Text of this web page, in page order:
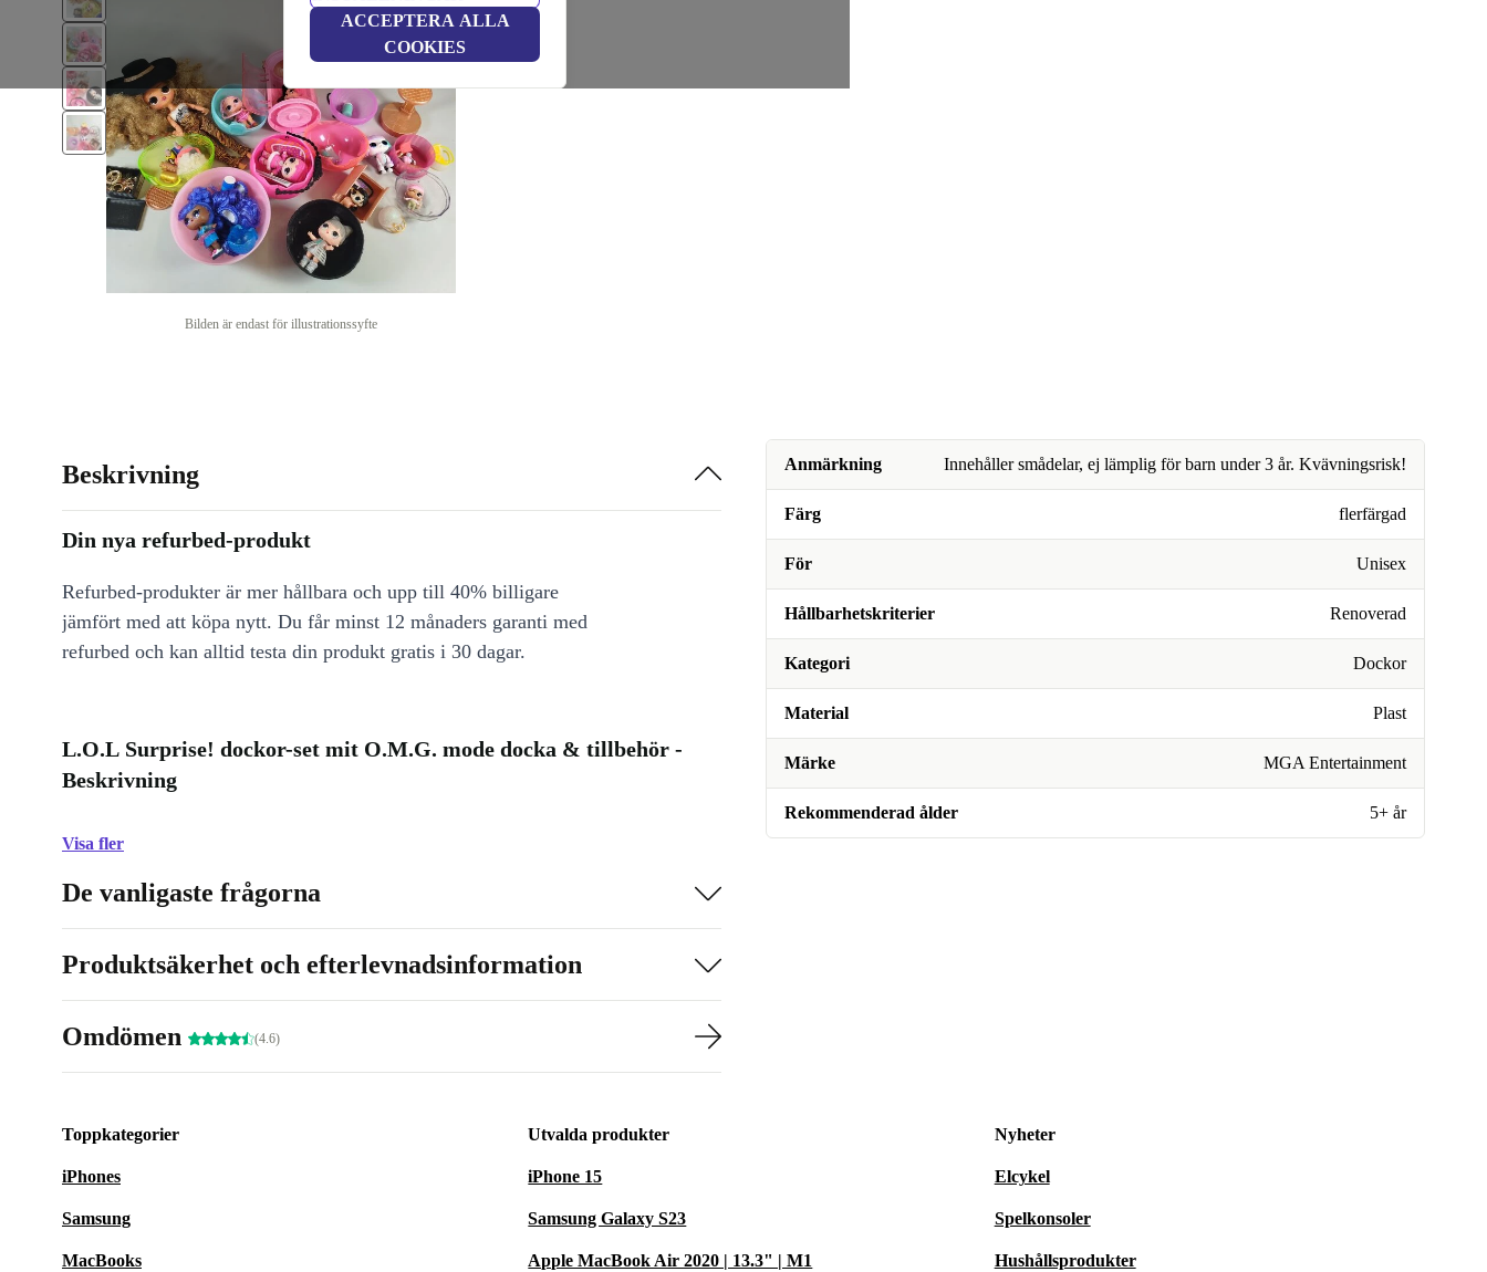
ACCEPTERA ALLA
COOKIES
Bilden är endast för illustrationssyfte
Anmärkning Innehåller smådelar, ej lämplig för barn under 3 år. Kvävningsrisk!
Färg flerfärgad
För Unisex
Hållbarhetskriterier Renoverad
Kategori Dockor
Material Plast
Märke MGA Entertainment
Rekommenderad ålder 5+ år
Beskrivning
Din nya refurbed-produkt
Refurbed-produkter är mer hållbara och upp till 40% billigare
jämfört med att köpa nytt. Du får minst 12 månaders garanti med
refurbed och kan alltid testa din produkt gratis i 30 dagar.
L.O.L Surprise! dockor-set mit O.M.G. mode docka & tillbehör -
Beskrivning
Visa fler
De vanligaste frågorna
Produktsäkerhet och efterlevnadsinformation
Omdömen (4.6)
Toppkategorier
iPhones
Samsung
MacBooks
Utvalda produkter
iPhone 15
Samsung Galaxy S23
Apple MacBook Air 2020 | 13.3" | M1
Nyheter
Elcykel
Spelkonsoler
Hushållsprodukter